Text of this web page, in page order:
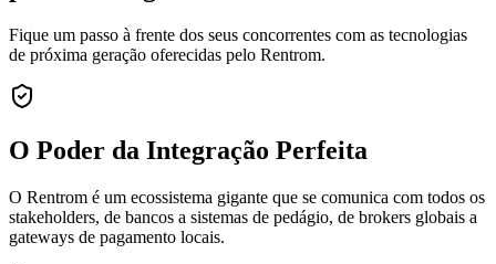
Fique um passo à frente dos seus concorrentes com as tecnologias
de próxima geração oferecidas pelo Rentrom.
O Poder da Integração Perfeita
O Rentrom é um ecossistema gigante que se comunica com todos os
stakeholders, de bancos a sistemas de pedágio, de brokers globais a
gateways de pagamento locais.